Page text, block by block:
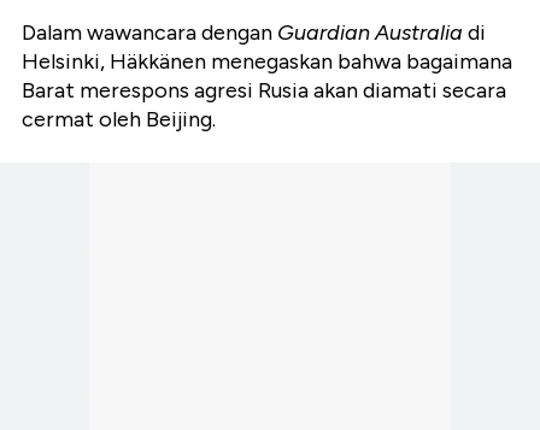
Dalam wawancara dengan Guardian Australia di
Helsinki, Häkkänen menegaskan bahwa bagaimana
Barat merespons agresi Rusia akan diamati secara
cermat oleh Beijing.